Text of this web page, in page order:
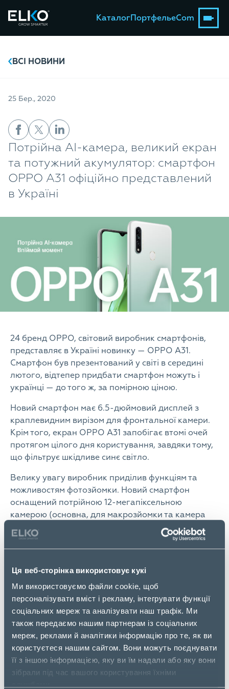
Ця веб-сторінка використовує кукі
Ми використовуємо файли cookie, щоб
персоналізувати вміст і рекламу, інтегрувати функції
соціальних мереж та аналізувати наш трафік. Ми
також передаємо нашим партнерам із соціальних
мереж, реклами й аналітики інформацію про те, як ви
користуєтеся нашим сайтом. Вони можуть поєднувати
її з іншою інформацією, яку ви їм надали або яку вони
зібрали під час вашого користування їхніми
КаталогПортфельeCom
ВСІ НОВИНИ
25 Бер., 2020
Потрійна AI-камера, великий екран
та потужний акумулятор: смартфон
OPPO A31 офіційно представлений
в Україні
24 бренд OPPO, світовий виробник смартфонів,
представляє в Україні новинку — OPPO A31.
Смартфон був презентований у світі в середині
лютого, відтепер придбати смартфон можуть і
українці — до того ж, за помірною ціною.
Новий смартфон має 6.5-дюймовий дисплей з
краплевидним вирізом для фронтальної камери.
Крім того, екран OPPO A31 запобігає втомі очей
протягом цілого дня користування, завдяки тому,
що фільтрує шкідливе синє світло.
Велику увагу виробник приділив функціям та
можливостям фотозйомки. Новий смартфон
оснащений потрійною 12-мегапіксельною
камерою (основна, для макрозйомки та камера
глибини), що дозволяє робити чіткі знімки,
збільшувати навіть найдрібніші деталі,
створювати приголомшливі портрети. Родзинка
об’єктах з ефектом розмиття заднього фону. Для
любителів робити круті селфі OPPO A31
приготував 8-мегапіксельну фронтальну AI-
камеру з функцією б’ютіфікації, яка допомагає
створювати чіткі автопортрети.
OPPO A31 має потужний акумулятор 4230 мАг.
Такий обсяг дозволяє дивитися відео HD онлайн
до 14 годин або грати в ігри до 7 годин.